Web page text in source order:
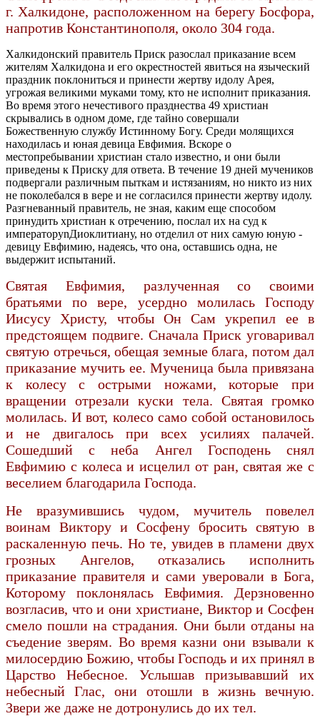
г. Халкидоне, расположенном на берегу Босфора,
напротив Константинополя, около 304 года.
Халкидонский правитель Приск разослал приказание всем
жителям Халкидона и его окрестностей явиться на языческий
праздник поклониться и принести жертву идолу Арея,
угрожая великими муками тому, кто не исполнит приказания.
Во время этого нечестивого празднества 49 христиан
скрывались в одном доме, где тайно совершали
Божественную службу Истинному Богу. Среди молящихся
находилась и юная девица Евфимия. Вскоре о
местопребывании христиан стало известно, и они были
приведены к Приску для ответа. В течение 19 дней мучеников
подвергали различным пыткам и истязаниям, но никто из них
не поколебался в вере и не согласился принести жертву идолу.
Разгневанный правитель, не зная, каким еще способом
принудить христиан к отречению, послал их на суд к
императоруnДиоклитиану, но отделил от них самую юную -
девицу Евфимию, надеясь, что она, оставшись одна, не
выдержит испытаний.
Святая Евфимия, разлученная со своими
братьями по вере, усердно молилась Господу
Иисусу Христу, чтобы Он Сам укрепил ее в
предстоящем подвиге. Сначала Приск уговаривал
святую отречься, обещая земные блага, потом дал
приказание мучить ее. Мученица была привязана
к колесу с острыми ножами, которые при
вращении отрезали куски тела. Святая громко
молилась. И вот, колесо само собой остановилось
и не двигалось при всех усилиях палачей.
Сошедший с неба Ангел Господень снял
Евфимию с колеса и исцелил от ран, святая же с
веселием благодарила Господа.
Не вразумившись чудом, мучитель повелел
воинам Виктору и Сосфену бросить святую в
раскаленную печь. Но те, увидев в пламени двух
грозных Ангелов, отказались исполнить
приказание правителя и сами уверовали в Бога,
Которому поклонялась Евфимия. Дерзновенно
возгласив, что и они христиане, Виктор и Сосфен
смело пошли на страдания. Они были отданы на
съедение зверям. Во время казни они взывали к
милосердию Божию, чтобы Господь и их принял в
Царство Небесное. Услышав призывавший их
небесный Глас, они отошли в жизнь вечную.
Звери же даже не дотронулись до их тел.